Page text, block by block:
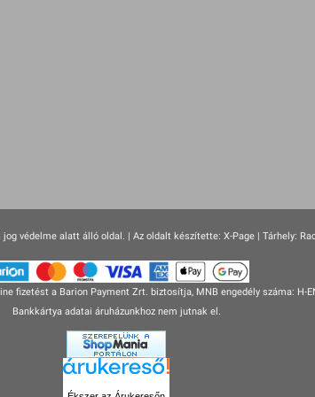
védelme alatt álló oldal. | Az oldalt készítette: X-Page| Tárhely:
fizetést a Barion Payment Zrt. biztosítja, MNB engedély száma: H-
Bankkártya adatai áruházunkhoz nem jutnak el.